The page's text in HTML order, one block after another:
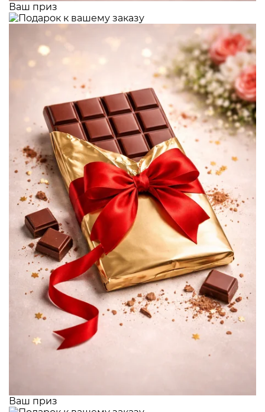
Ваш приз
Ваш приз